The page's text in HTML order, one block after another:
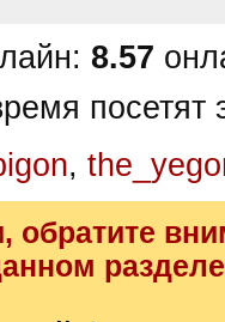
8.57
посетят
,
обратите